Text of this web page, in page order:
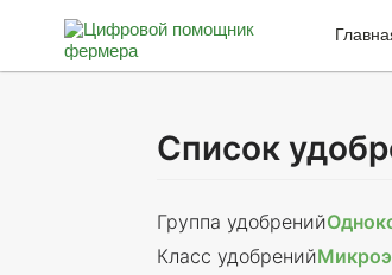
Список
Группа удобрений
Класс удобрений